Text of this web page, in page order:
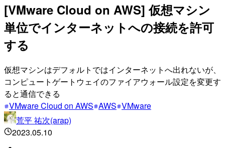
[VMware Cloud on AWS] 仮想マシン
単位でインターネットへの接続を許可
する
仮想マシンはデフォルトではインターネットへ出れないが、
コンピュートゲートウェイのファイアウォール設定を変更す
ると通信できる
VMware Cloud on AWS AWS VMware
荒平 祐次(arap)
2023.05.10